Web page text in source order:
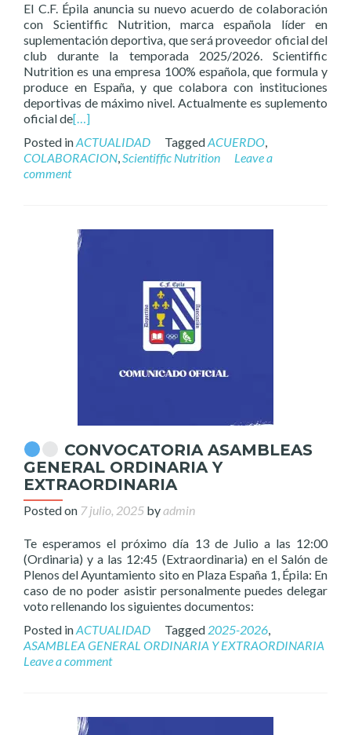
El C.F. Épila anuncia su nuevo acuerdo de colaboración
con Scientiffic Nutrition, marca española líder en
suplementación deportiva, que será proveedor oficial del
club durante la temporada 2025/2026. Scientiffic
Nutrition es una empresa 100% española, que formula y
produce en España, y que colabora con instituciones
deportivas de máximo nivel. Actualmente es suplemento
oficial de[…]
Posted inACTUALIDAD TaggedACUERDO,
COLABORACION,Scientiffic Nutrition
Leave a
comment
CONVOCATORIA ASAMBLEAS
GENERAL ORDINARIA Y
EXTRAORDINARIA
Posted on 7 julio, 2025 byadmin
Te esperamos el próximo día 13 de Julio a las 12:00
(Ordinaria) y a las 12:45 (Extraordinaria) en el Salón de
Plenos del Ayuntamiento sito en Plaza España 1, Épila: En
caso de no poder asistir personalmente puedes delegar
voto rellenando los siguientes documentos:
Posted inACTUALIDAD Tagged 2025-2026,
ASAMBLEA GENERAL ORDINARIA Y EXTRAORDINARIA
Leave a comment